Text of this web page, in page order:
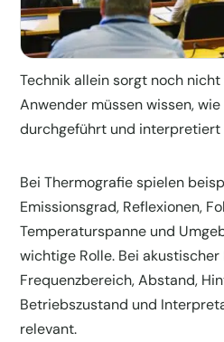
Technik allein sorgt noch
Anwender müssen wissen,
durchgeführt und interpretiert
Bei Thermografie spielen
Emissionsgrad, Reflexionen,
Temperaturspanne und
wichtige Rolle. Bei
Frequenzbereich, Abstand,
Betriebszustand und
relevant.